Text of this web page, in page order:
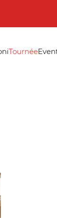
Tournée